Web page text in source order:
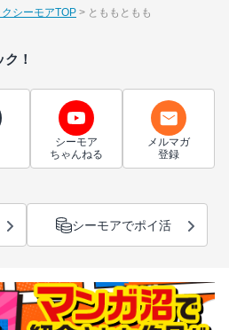
シーモアTOP とももともも
！
シーモア
ちゃんねる
メルマガ
登録
シーモアでポイ活